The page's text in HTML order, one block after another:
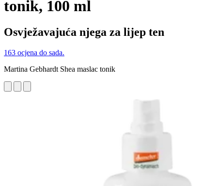
tonik, 100 ml
Osvježavajuća njega za lijep ten
163 ocjena do sada.
Martina Gebhardt Shea maslac tonik